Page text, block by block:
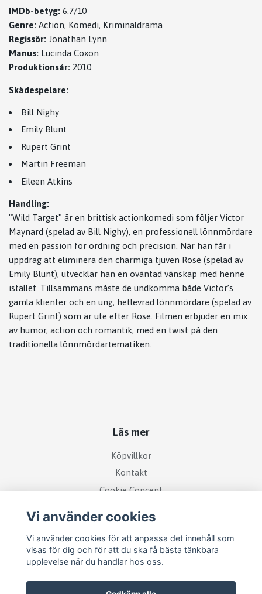
IMDb-betyg: 6.7/10
Genre: Action, Komedi, Kriminaldrama
Regissör: Jonathan Lynn
Manus: Lucinda Coxon
Produktionsår: 2010
Skådespelare:
Bill Nighy
Emily Blunt
Rupert Grint
Martin Freeman
Eileen Atkins
Handling:
"Wild Target" är en brittisk actionkomedi som följer Victor
Maynard (spelad av Bill Nighy), en professionell lönnmördare
med en passion för ordning och precision. När han får i
uppdrag att eliminera den charmiga tjuven Rose (spelad av
Emily Blunt), utvecklar han en oväntad vänskap med henne
istället. Tillsammans måste de undkomma både Victor’s
gamla klienter och en ung, hetlevrad lönnmördare (spelad av
Rupert Grint) som är ute efter Rose. Filmen erbjuder en mix
av humor, action och romantik, med en twist på den
traditionella lönnmördartematiken.
Läs mer
Köpvillkor
Kontakt
Cookie Concent
Vi använder cookies
Vi använder cookies för att anpassa det innehåll som
visas för dig och för att du ska få bästa tänkbara
upplevelse när du handlar hos oss.